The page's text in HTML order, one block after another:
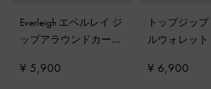
Everleigh エベルレイ ジ
ップアラウンドカード
¥ 5,900
トップジッ
ルウォレット
¥ 6,900